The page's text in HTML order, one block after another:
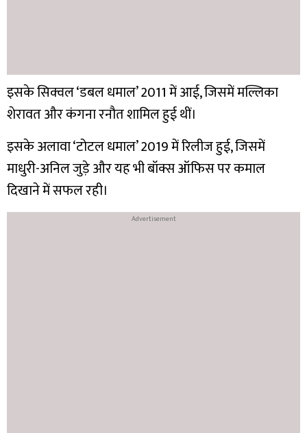
इसके सिक्वल ‘डबल धमाल’ 2011 में आई, जिसमें मल्लिका
शेरावत और कंगना रनौत शामिल हुई थीं।
इसके अलावा ‘टोटल धमाल’ 2019 में रिलीज हुई, जिसमें
माधुरी-अनिल जुड़े और यह भी बॉक्स ऑफिस पर कमाल
दिखाने में सफल रही।